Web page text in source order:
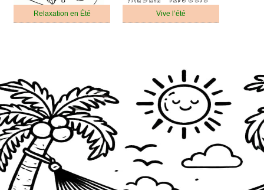
Relaxation en Été Vive l’été